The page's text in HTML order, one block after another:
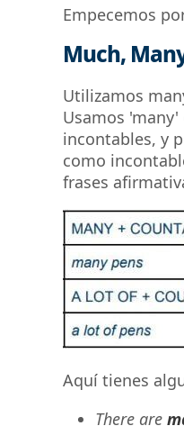
Empecemos
Much,
Utilizamos
Usamos
incontables, y
como
frases
Aquí tienes
There are